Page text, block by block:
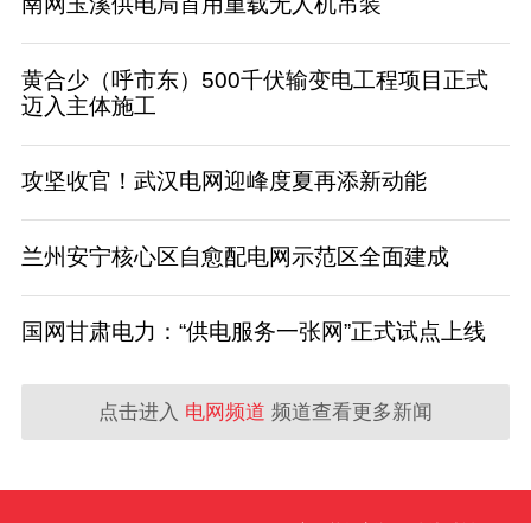
黄合少（呼市东）500千伏输变电工程项目正式
迈入主体施工
攻坚收官！武汉电网迎峰度夏再添新动能
兰州安宁核心区自愈配电网示范区全面建成
国网甘肃电力：“供电服务一张网”正式试点上线
点击进入 电网频道 频道查看更多新闻